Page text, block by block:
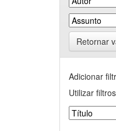
Retornar
Adicionar
Utilizar